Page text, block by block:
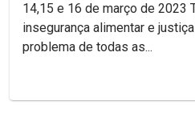
14,15 e 16 de março de 2023 Tema: Mulheres,
insegurança alimentar e justiça Lema: A fome é um
problema de todas as...